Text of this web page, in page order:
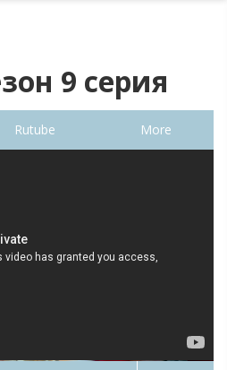
9 серия
Rutube More